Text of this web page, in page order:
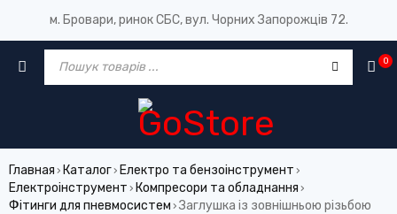
м. Бровари, ринок СБС, вул. Чорних Запорожців 72.
0
Главная › Каталог› Електро та бензоінструмент ›
Електроінструмент › Компресори та обладнання ›
Фітинги для пневмосистем › Заглушка із зовнішньою різьбою